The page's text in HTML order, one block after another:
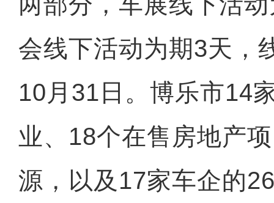
会线下活动为期3天，
10月31日。博乐市14
业、18个在售房地产
源，以及17家车企的